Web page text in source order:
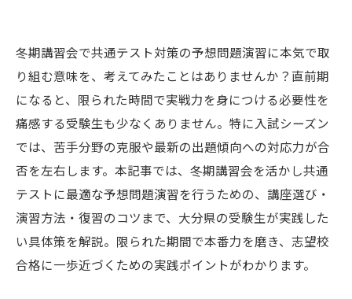
冬期講習会で共通テスト対策の予想問題演習に本気で取
り組む意味を、考えてみたことはありませんか？直前期
になると、限られた時間で実戦力を身につける必要性を
痛感する受験生も少なくありません。特に入試シーズン
では、苦手分野の克服や最新の出題傾向への対応力が合
否を左右します。本記事では、冬期講習会を活かし共通
テストに最適な予想問題演習を行うための、講座選び・
演習方法・復習のコツまで、大分県の受験生が実践した
い具体策を解説。限られた期間で本番力を磨き、志望校
合格に一歩近づくための実践ポイントがわかります。